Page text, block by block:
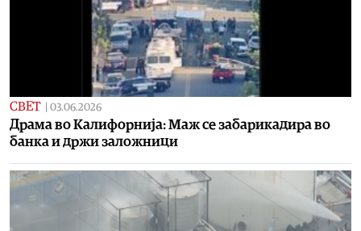
СВЕТ 03.06.2026
Драма во Калифорнија: Маж се забарикадира во
банка и држи заложници